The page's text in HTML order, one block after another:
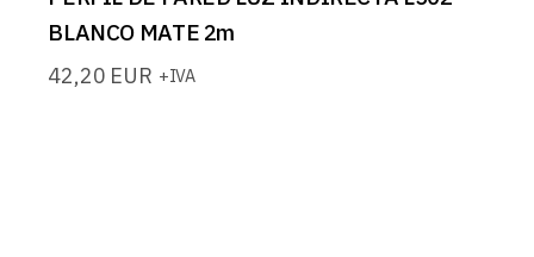
BLANCO MATE 2m
42,20 EUR +IVA